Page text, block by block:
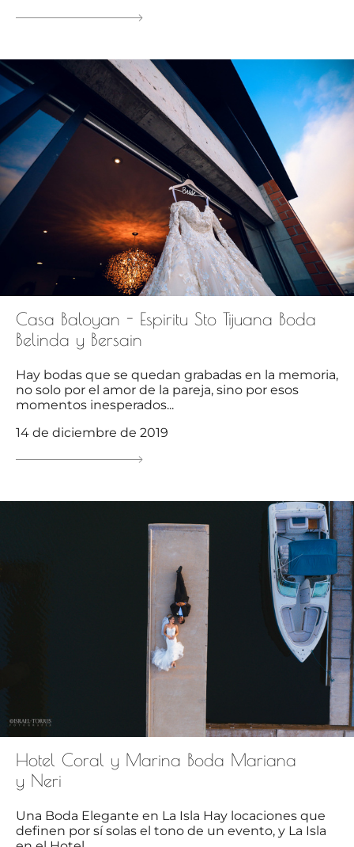
Casa Baloyan - Espiritu Sto Tijuana Boda
Belinda y Bersain
Hay bodas que se quedan grabadas en la memoria,
no solo por el amor de la pareja, sino por esos
momentos inesperados...
14 de diciembre de 2019
Hotel Coral y Marina Boda Mariana
y Neri
Una Boda Elegante en La Isla Hay locaciones que
definen por sí solas el tono de un evento, y La Isla